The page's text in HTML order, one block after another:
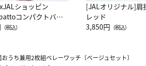
ショッピン
コンパクトバッ
客室乗務員
（税込）
[JALオリジナル]肩
レッド
3,850円 （税込）
うち兼用2枚組ベレーワッチ〔ベージュセット〕